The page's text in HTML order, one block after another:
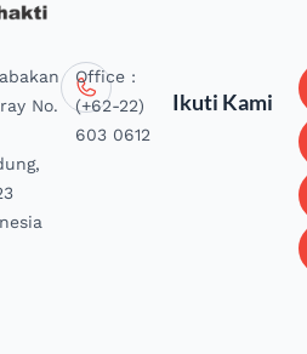
No.
Office :
(+62-22)
603 0612
Ikuti Kami